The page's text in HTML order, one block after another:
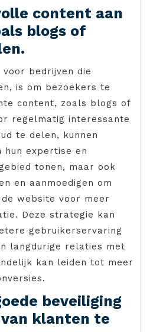
content aan
blogs of
bedrijven die
is om bezoekers te
content, zoals blogs of
regelmatig interessante
te delen, kunnen
hun expertise en
tonen, maar ook
en aanmoedigen om
website voor meer
Deze strategie kan
gebruikerservaring
langdurige relaties met
kan leiden tot meer
beveiliging
van klanten te